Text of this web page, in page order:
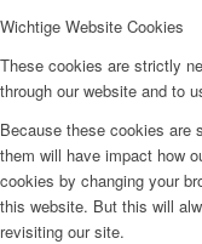
Wichtige Website Cookies
These cookies are strictly
through our website and to
Because these cookies are
them will have impact how
cookies by changing your
this website. But this will
revisiting our site.